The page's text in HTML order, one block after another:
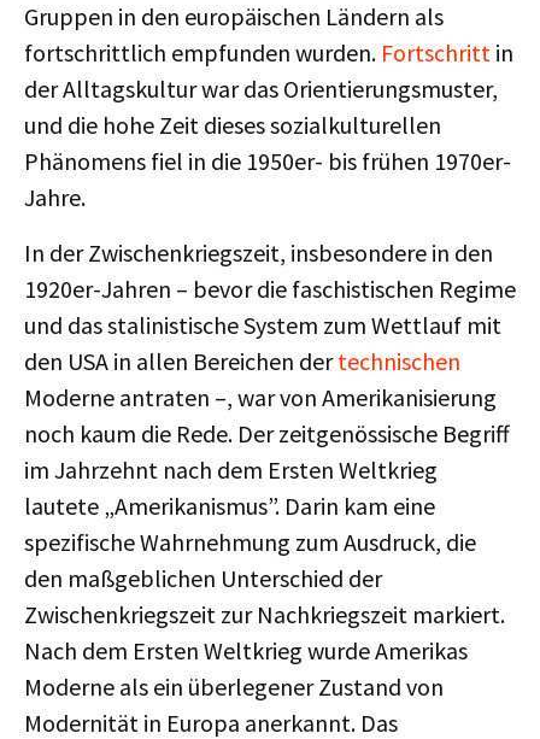
Gruppen in den europäischen Ländern als
fortschrittlich empfunden wurden. Fortschritt in
der Alltagskultur war das Orientierungsmuster,
und die hohe Zeit dieses sozialkulturellen
Phänomens fiel in die 1950er- bis frühen 1970er-
Jahre.
In der Zwischenkriegszeit, insbesondere in den
1920er-Jahren – bevor die faschistischen Regime
und das stalinistische System zum Wettlauf mit
den USA in allen Bereichen dertechnischen
Moderne antraten –, war von Amerikanisierung
noch kaum die Rede. Der zeitgenössische Begriff
im Jahrzehnt nach dem Ersten Weltkrieg
lautete „Amerikanismus”. Darin kam eine
spezifische Wahrnehmung zum Ausdruck, die
den maßgeblichen Unterschied der
Zwischenkriegszeit zur Nachkriegszeit markiert.
Nach dem Ersten Weltkrieg wurde Amerikas
Moderne als ein überlegener Zustand von
Modernität in Europa anerkannt. Das